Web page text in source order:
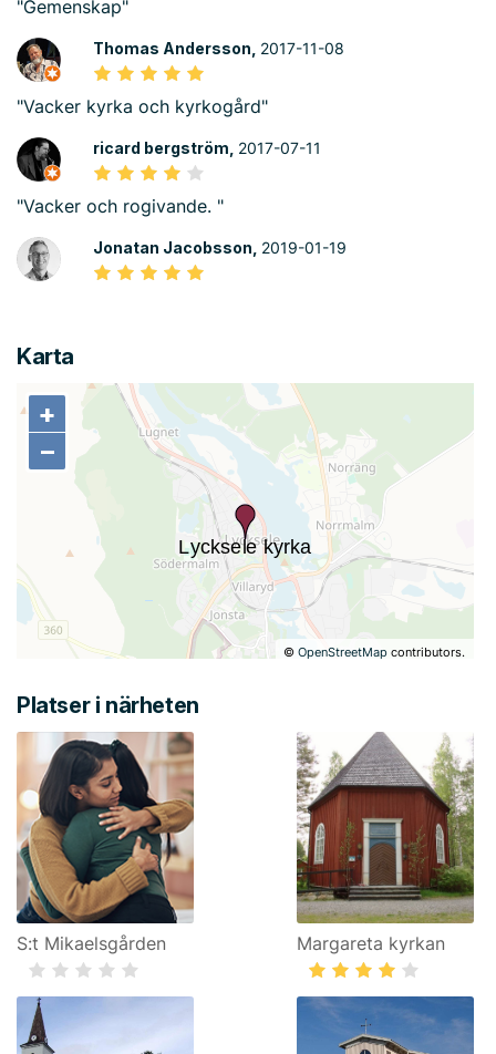
"Gemenskap"
Thomas Andersson, 2017-11-08
"Vacker kyrka och kyrkogård"
ricard bergström, 2017-07-11
"Vacker och rogivande. "
Jonatan Jacobsson, 2019-01-19
Karta
+
−
©OpenStreetMap contributors.
+
−
Platser i närheten
S:t Mikaelsgården Margareta kyrkan